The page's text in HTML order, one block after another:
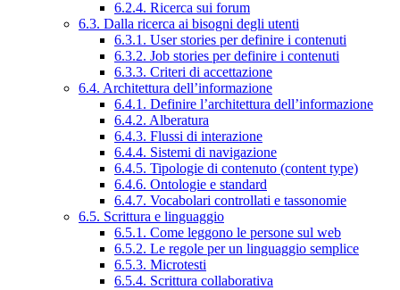
6.2.4. Ricerca sui forum
6.3. Dalla ricerca ai bisogni degli utenti
6.3.1. User stories per definire i contenuti
6.3.2. Job stories per definire i contenuti
6.3.3. Criteri di accettazione
6.4. Architettura dell’informazione
6.4.1. Definire l’architettura dell’informazione
6.4.2. Alberatura
6.4.3. Flussi di interazione
6.4.4. Sistemi di navigazione
6.4.5. Tipologie di contenuto (content type)
6.4.6. Ontologie e standard
6.4.7. Vocabolari controllati e tassonomie
6.5. Scrittura e linguaggio
6.5.1. Come leggono le persone sul web
6.5.2. Le regole per un linguaggio semplice
6.5.3. Microtesti
6.5.4. Scrittura collaborativa